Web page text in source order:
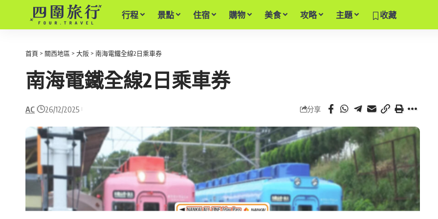
行程 景點 住宿 購物 美食 攻略 主題 收藏
首頁 > 關西地區 > 大阪 > 南海電鐵全線2日乘車券
南海電鐵全線2日乘車券
AC 26/12/2025 分享